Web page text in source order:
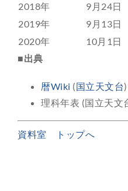
2018年
9月24日
2019年
9月13日
2020年
10月1日
■出典
暦Wiki (国立天文台
理科年表 (国立天
資料室 トップへ